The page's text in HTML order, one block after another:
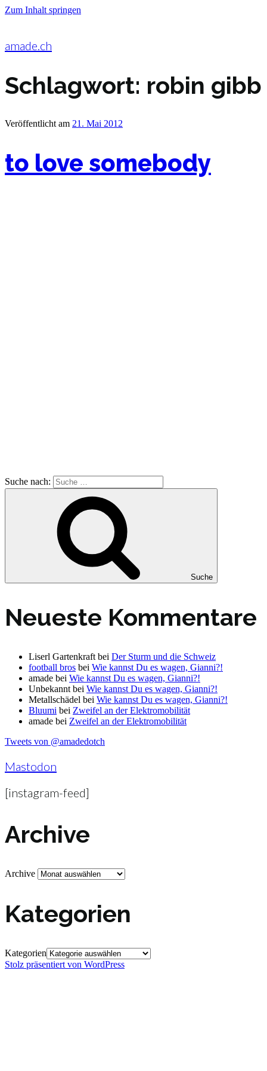
Zum Inhalt springen
amade.ch
Schlagwort: robin gibb
Veröffentlicht am 21. Mai 2012
to love somebody
Suche nach:
Suche
Neueste Kommentare
Liserl Gartenkraft bei Der Sturm und die Schweiz
football bros bei Wie kannst Du es wagen, Gianni?!
amade bei Wie kannst Du es wagen, Gianni?!
Unbekannt bei Wie kannst Du es wagen, Gianni?!
Metallschädel bei Wie kannst Du es wagen, Gianni?!
Bluumi bei Zweifel an der Elektromobilität
amade bei Zweifel an der Elektromobilität
Tweets von @amadedotch
Mastodon
[instagram-feed]
Archive
Archive
Kategorien
Kategorien
Stolz präsentiert von WordPress